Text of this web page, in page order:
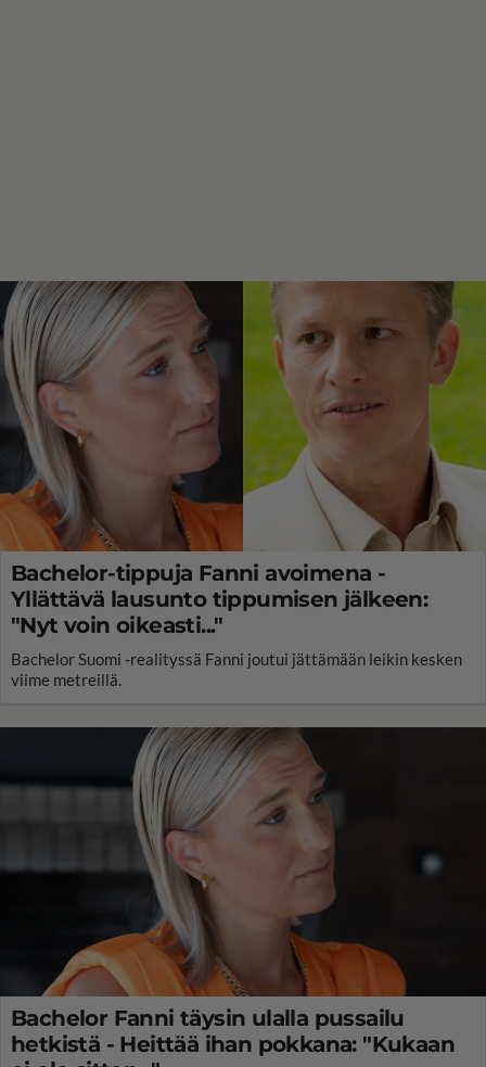
Bachelor-tippuja Fanni avoimena -
Yllättävä lausunto tippumisen jälkeen:
"Nyt voin oikeasti..."
Bachelor Suomi -realityssä Fanni joutui jättämään leikin kesken
viime metreillä.
Bachelor Fanni täysin ulalla pussailu
hetkistä - Heittää ihan pokkana: "Kukaan